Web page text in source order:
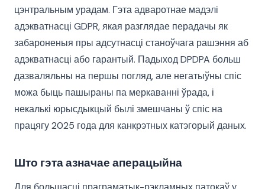
цэнтральным урадам. Гэта адваротнае мадэлі
адэкватнасці GDPR, якая разглядае перадачы як
забароненыя пры адсутнасці станоўчага рашэння аб
адэкватнасці або гарантый. Падыход DPDPA больш
дазваляльны на першы погляд, але негатыўны спіс
можа быць пашыраны па меркаванні ўрада, і
некалькі юрысдыкцый былі змешчаны ў спіс на
працягу 2025 года для канкрэтных катэгорый даных.
Што гэта азначае аперацыйна